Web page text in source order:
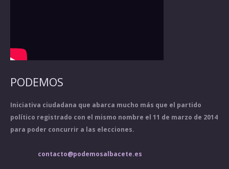
PODEMOS
Iniciativa ciudadana que abarca mucho más que el partido
político registrado con el mismo nombre el 11 de marzo de 2014
para poder concurrir a las elecciones.
contacto@podemosalbacete.es